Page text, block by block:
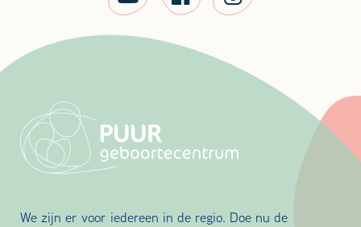
We zijn er voor iedereen in de regio. Doe nu de